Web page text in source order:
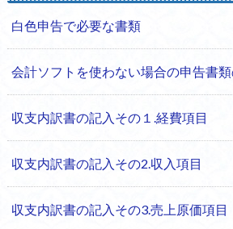
白色申告で必要な書類
会計ソフトを使わない場合の申告書類
収支内訳書の記入その１.経費項目
収支内訳書の記入その2.収入項目
収支内訳書の記入その3.売上原価項目